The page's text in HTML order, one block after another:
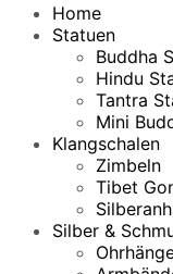
Home
Statuen
Buddha
Hindu
Tantra
Mini
Klangschalen
Zimbeln
Tibet
Silber &